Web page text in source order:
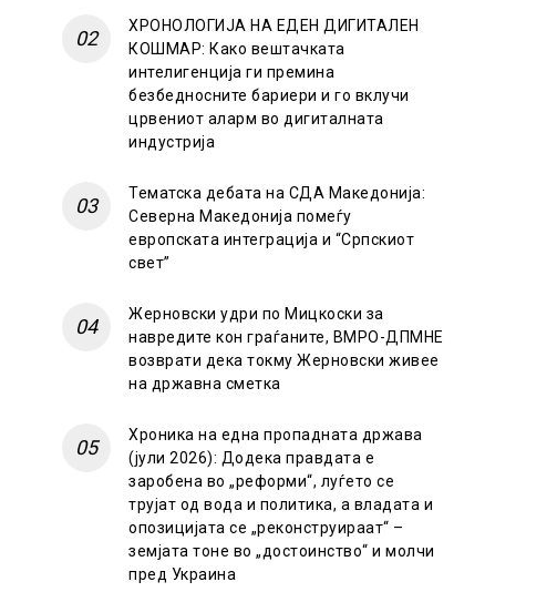
ХРОНОЛОГИЈА НА ЕДЕН ДИГИТАЛЕН
КОШМАР: Како вештачката
интелигенција ги премина
безбедносните бариери и го вклучи
црвениот аларм во дигиталната
индустрија
Тематска дебата на СДА Македонија:
Северна Македонија помеѓу
европската интеграција и “Српскиот
свет”
Жерновски удри по Мицкоски за
навредите кон граѓаните, ВМРО-ДПМНЕ
возврати дека токму Жерновски живее
на државна сметка
Хроника на една пропадната држава
(јули 2026): Додека правдата е
заробена во „реформи“, луѓето се
трујат од вода и политика, а владата и
опозицијата се „реконструираат“ –
земјата тоне во „достоинство“ и молчи
пред Украина